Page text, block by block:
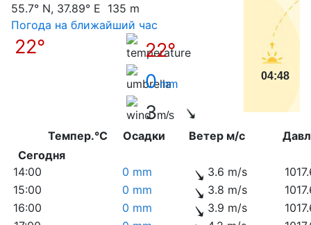
55.7° N, 37.89° E 135 m
Погода на ближайший час
22°
22°
0mm
3m/s
04:48
Темпер.°C Осадки Ветер м/с
Сегодня
14:00
0 mm 3.6 m/s
15:00
0 mm 3.8 m/s
16:00
0 mm 3.9 m/s